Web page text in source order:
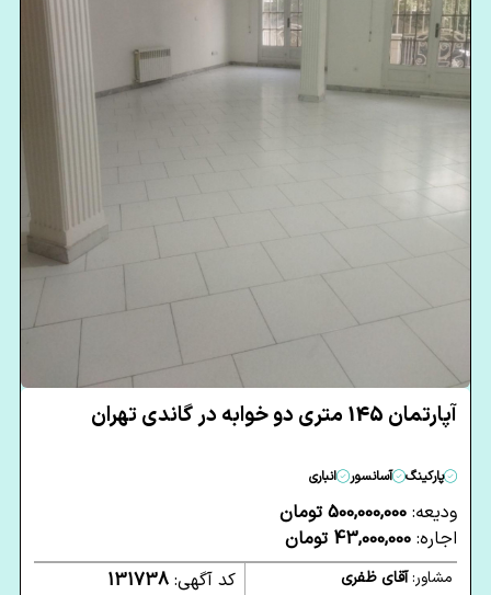
آپارتمان 145 متری دو خوابه در گاندی تهران
پارکینگ آسانسور انباری
ودیعه: 500,000,000 تومان
اجاره: 43,000,000 تومان
مشاور:آقای ظفری
کد آگهی: 131738